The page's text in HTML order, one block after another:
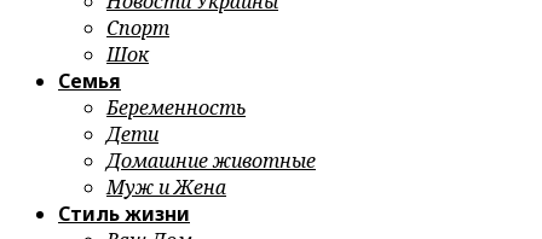
Спорт
Шок
Семья
Беременность
Дети
Домашние животные
Муж и Жена
Стиль жизни